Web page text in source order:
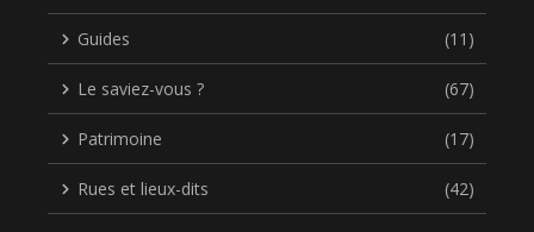
Guides (11)
Le saviez-vous ? (67)
Patrimoine (17)
Rues et lieux-dits (42)